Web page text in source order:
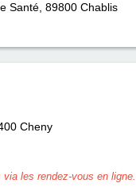
Santé, 89800 Chablis
Cheny
les rendez-vous en ligne.